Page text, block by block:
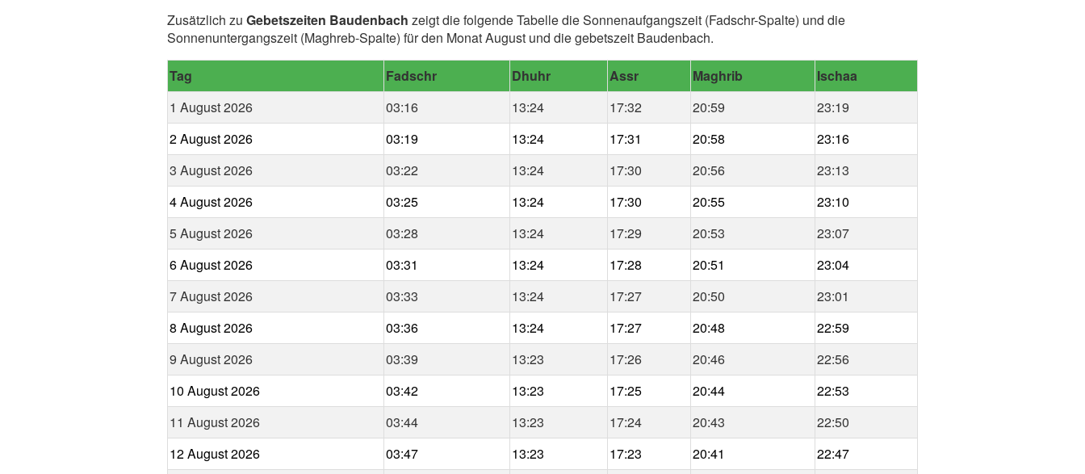
Zusätzlich zu Gebetszeiten Baudenbach zeigt die folgende Tabelle die Sonnenaufgangszeit (Fadschr-Spalte) und die
Sonnenuntergangszeit (Maghreb-Spalte) für den Monat August und die gebetszeit Baudenbach.
Tag Fadschr Dhuhr Assr Maghrib
Ischaa
1 August 2026
03:16 13:24 17:32 20:59
23:19
2 August 2026
03:19 13:24 17:31 20:58
23:16
3 August 2026
03:22 13:24 17:30 20:56
23:13
4 August 2026
03:25 13:24 17:30 20:55
23:10
5 August 2026
03:28 13:24 17:29 20:53
23:07
6 August 2026
03:31 13:24 17:28 20:51
23:04
7 August 2026
03:33 13:24 17:27 20:50
23:01
8 August 2026
03:36 13:24 17:27 20:48
22:59
9 August 2026
03:39 13:23 17:26 20:46
22:56
10 August 2026
03:42 13:23 17:25 20:44
22:53
11 August 2026
03:44 13:23 17:24 20:43
22:50
12 August 2026
03:47 13:23 17:23 20:41
22:47